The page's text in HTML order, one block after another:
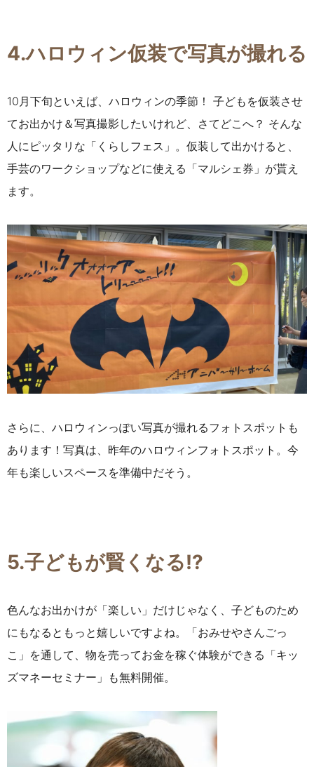
4.ハロウィン仮装で写真が撮れる
10月下旬といえば、ハロウィンの季節！ 子どもを仮装させ
てお出かけ＆写真撮影したいけれど、さてどこへ？ そんな
人にピッタリな「くらしフェス」。仮装して出かけると、
手芸のワークショップなどに使える「マルシェ券」が貰え
ます。
さらに、ハロウィンっぽい写真が撮れるフォトスポットも
あります！写真は、 昨年のハロウィンフォトスポット。今
年も楽しいスペースを準備中だそう。
5.子どもが賢くなる!?
色んなお出かけが「楽しい」だけじゃなく、子どものため
にもなるともっと嬉しいですよね。「おみせやさんごっ
こ」を通して、物を売ってお金を稼ぐ体験ができる「キッ
ズマネーセミナー」も無料開催。